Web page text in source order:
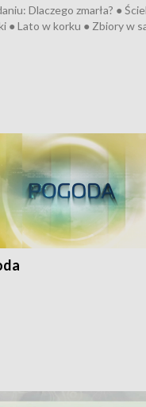
Dlaczego zmarła? ●
● Lato w korku ● Zbiory w